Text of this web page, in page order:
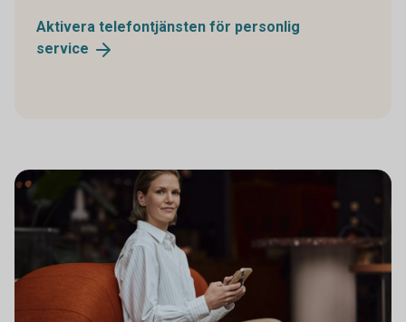
Aktivera telefontjänsten för personlig
service